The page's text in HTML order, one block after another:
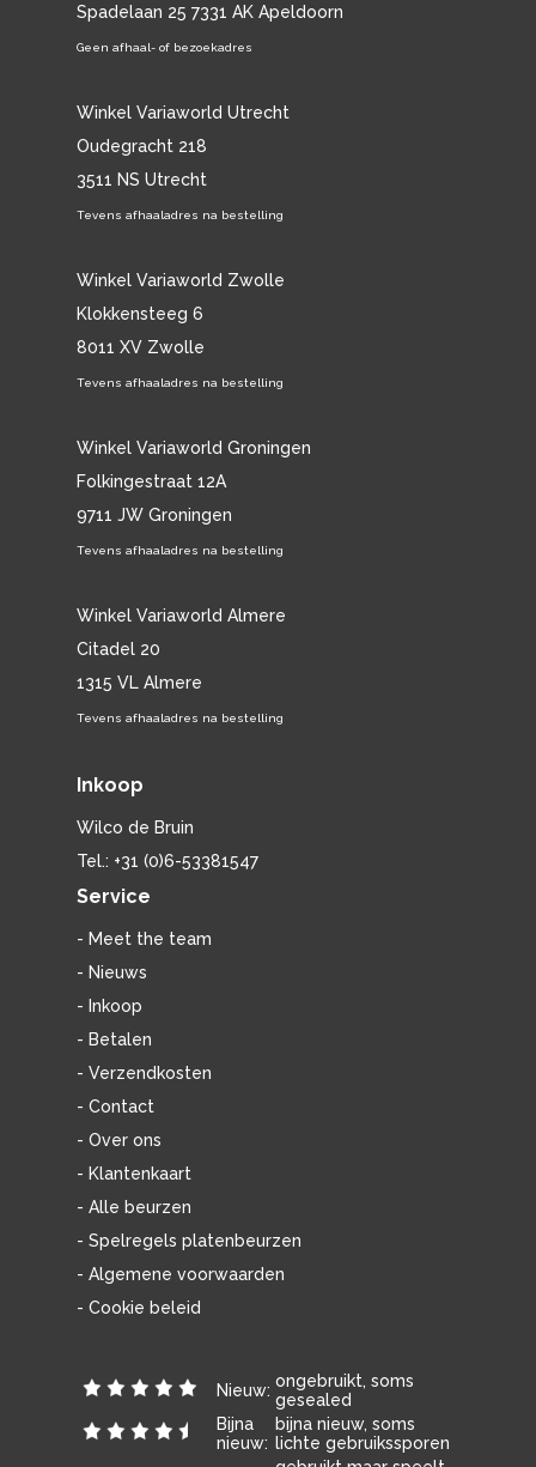
Spadelaan 25 7331 AK Apeldoorn
Geen afhaal- of bezoekadres
Winkel Variaworld Utrecht
Oudegracht 218
3511 NS Utrecht
Tevens afhaaladres na bestelling
Winkel Variaworld Zwolle
Klokkensteeg 6
8011 XV Zwolle
Tevens afhaaladres na bestelling
Winkel Variaworld Groningen
Folkingestraat 12A
9711 JW Groningen
Tevens afhaaladres na bestelling
Winkel Variaworld Almere
Citadel 20
1315 VL Almere
Tevens afhaaladres na bestelling
Inkoop
Wilco de Bruin
Tel.: +31 (0)6-53381547
Service
- Meet the team
- Nieuws
- Inkoop
- Betalen
- Verzendkosten
- Contact
- Over ons
- Klantenkaart
- Alle beurzen
- Spelregels platenbeurzen
- Algemene voorwaarden
- Cookie beleid
Nieuw: ongebruikt, soms
gesealed
Bijna
nieuw:
bijna nieuw, soms
lichte gebruikssporen